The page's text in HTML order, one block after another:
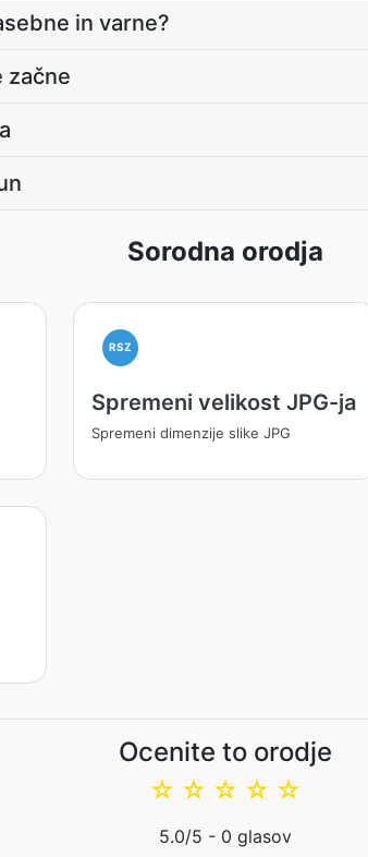
in varne?
začne
Sorodna orodja
RSZ
Spremeni velikost JPG-ja
Spremeni dimenzije slike JPG
Ocenite to orodje
☆
☆
☆
☆
☆
5.0/5 - 0 glasov